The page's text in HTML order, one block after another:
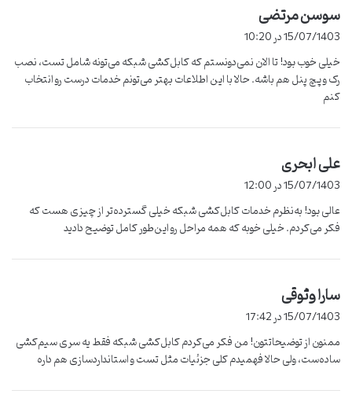
سوسن مرتضیف
:
15/07/1403 در 10:20
خیلی خوب بود! تا الان نمی‌دونستم که کابل‌کشی شبکه می‌تونه شامل تست، نصب
رک و پچ پنل هم باشه. حالا با این اطلاعات بهتر می‌تونم خدمات درست رو انتخاب
کنم
علی ابحریف
ت
:
15/07/1403 در 12:00
عالی بود! به‌نظرم خدمات کابل‌کشی شبکه خیلی گسترده‌تر از چیزی هست که
فکر می‌کردم. خیلی خوبه که همه مراحل رو این‌طور کامل توضیح دادید
سارا وثوقیف
ت
:
15/07/1403 در 17:42
ممنون از توضیحاتتون! من فکر می‌کردم کابل‌کشی شبکه فقط یه سری سیم‌کشی
ساده‌ست، ولی حالا فهمیدم کلی جزئیات مثل تست و استانداردسازی هم داره